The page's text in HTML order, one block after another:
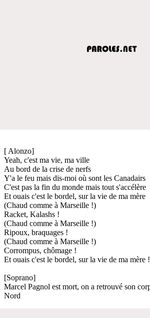
[ Alonzo]
Yeah, c'est ma vie, ma ville
Au bord de la crise de nerfs
Y'a le feu mais dis-moi où sont les Canadairs
C'est pas la fin du monde mais tout s'accélère
Et ouais c'est le bordel, sur la vie de ma mère
(Chaud comme à Marseille !)
Racket, Kalashs !
(Chaud comme à Marseille !)
Ripoux, braquages !
(Chaud comme à Marseille !)
Corrompus, chômage !
Et ouais c'est le bordel, sur la vie de ma mère !
[Soprano]
Marcel Pagnol est mort, on a retrouvé son
Nord